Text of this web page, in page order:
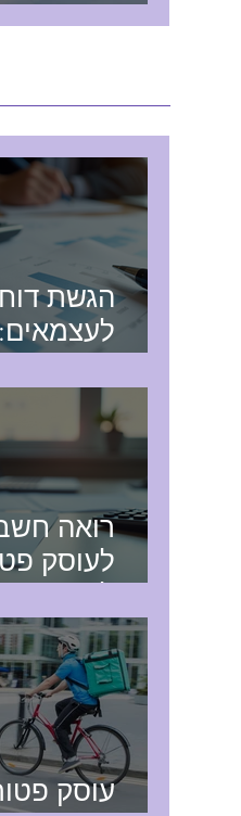
המיסים
הגשת דוח
רואה
לעוסק
עוסק